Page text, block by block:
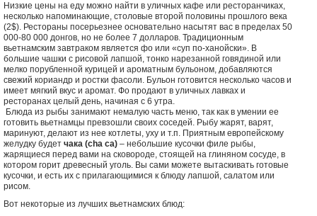
Низкие цены на еду можно найти в уличных кафе или ресторанчиках,
несколько напоминающие, столовые второй половины прошлого века
(2$). Рестораны посерьезнее основательно насытят вас в пределах 50
000-80 000 донгов, но не более 7 долларов. Традиционным
вьетнамским завтраком является фо или «суп по-ханойски». В
большие чашки с рисовой лапшой, тонко нарезанной говядиной или
мелко порубленной курицей и ароматным бульоном, добавляются
свежий кориандр и ростки фасоли. Бульон готовится несколько часов и
имеет мягкий вкус и аромат. Фо продают в уличных лавках и
ресторанах целый день, начиная с 6 утра.
Блюда из рыбы занимают немалую часть меню, так как в умении ее
готовить вьетнамцы превзошли своих соседей. Рыбу жарят, варят,
маринуют, делают из нее котлеты, уху и т.п. Приятным европейскому
желудку будет чака (cha ca) – небольшие кусочки филе рыбы,
жарящиеся перед вами на сковороде, стоящей на глиняном сосуде, в
котором горит древесный уголь. Вы сами можете вытаскивать готовые
кусочки, и есть их с прилагающимися к блюду лапшой, салатом или
рисом.
Вот некоторые из лучших вьетнамских блюд: